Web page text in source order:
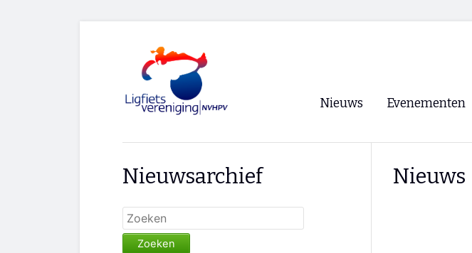
Nieuws Evenementen
Nieuws
Nieuwsarchief
Zoeken